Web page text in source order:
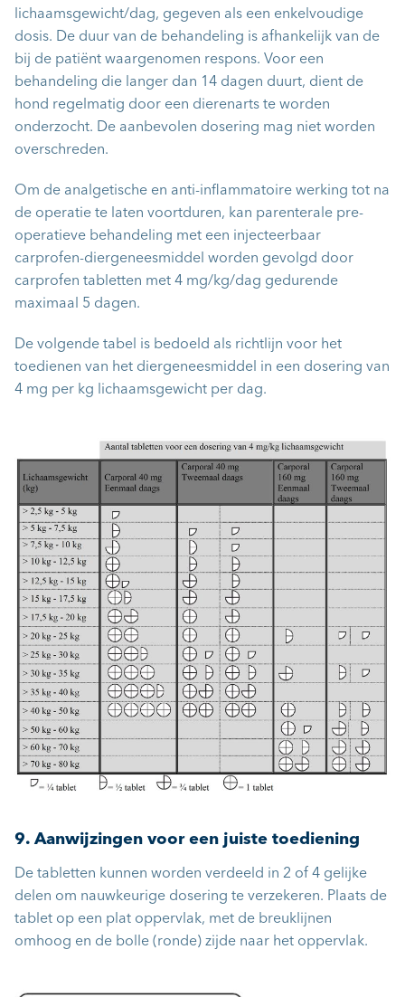
lichaamsgewicht/dag, gegeven als een enkelvoudige
dosis. De duur van de behandeling is afhankelijk van de
bij de patiënt waargenomen respons. Voor een
behandeling die langer dan 14 dagen duurt, dient de
hond regelmatig door een dierenarts te worden
onderzocht. De aanbevolen dosering mag niet worden
overschreden.
Om de analgetische en anti-inflammatoire werking tot na
de operatie te laten voortduren, kan parenterale pre-
operatieve behandeling met een injecteerbaar
carprofen-diergeneesmiddel worden gevolgd door
carprofen tabletten met 4 mg/kg/dag gedurende
maximaal 5 dagen.
De volgende tabel is bedoeld als richtlijn voor het
toedienen van het diergeneesmiddel in een dosering van
4 mg per kg lichaamsgewicht per dag.
9. Aanwijzingen voor een juiste toediening
De tabletten kunnen worden verdeeld in 2 of 4 gelijke
delen om nauwkeurige dosering te verzekeren. Plaats de
tablet op een plat oppervlak, met de breuklijnen
omhoog en de bolle (ronde) zijde naar het oppervlak.